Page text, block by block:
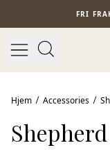
Hopp til hovedinnhold
FRI
Hjem Accessories